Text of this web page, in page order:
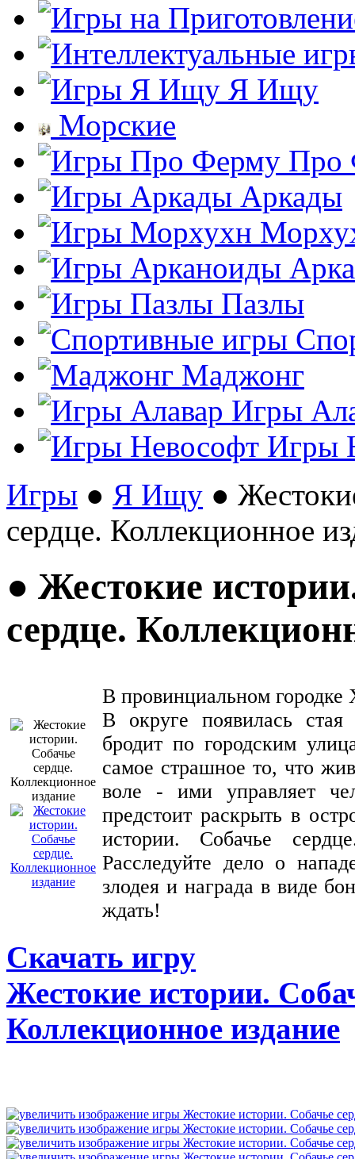
Я Ищу
Морские
Про
Аркады
Пазлы
Маджонг
Игры
Игры
Игры ● Я Ищу ●
сердце. Коллекционное
● Жестокие
сердце.
В провинциальном городке
В округе появилась стая
бродит по городским
самое страшное то, что
воле - ими управляет
предстоит раскрыть в
истории. Собачье
Расследуйте дело о
злодея и награда в виде
ждать!
Скачать игру
Жестокие истории.
Коллекционное издание